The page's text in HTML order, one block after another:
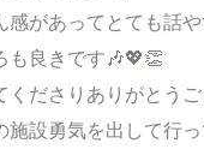
感があってとても話
も良きです🎶💖👏
くださりありがとう
施設勇気を出して行っ